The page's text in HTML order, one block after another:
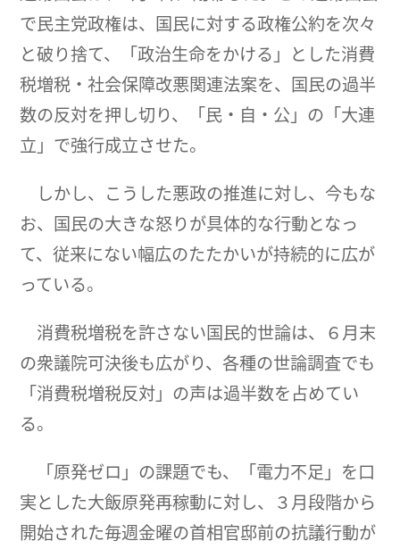
で民主党政権は、国民に対する政権公約を次々
と破り捨て、「政治生命をかける」とした消費
税増税・社会保障改悪関連法案を、国民の過半
数の反対を押し切り、「民・自・公」の「大連
立」で強行成立させた。
しかし、こうした悪政の推進に対し、今もな
お、国民の大きな怒りが具体的な行動となっ
て、従来にない幅広のたたかいが持続的に広が
っている。
消費税増税を許さない国民的世論は、６月末
の衆議院可決後も広がり、各種の世論調査でも
「消費税増税反対」の声は過半数を占めてい
る。
「原発ゼロ」の課題でも、「電力不足」を口
実とした大飯原発再稼動に対し、３月段階から
開始された毎週金曜の首相官邸前の抗議行動が